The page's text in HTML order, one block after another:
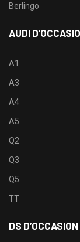
Berlingo
AUDI
A1
A3
A4
A5
Q2
Q3
Q5
TT
DS D’OCCASION